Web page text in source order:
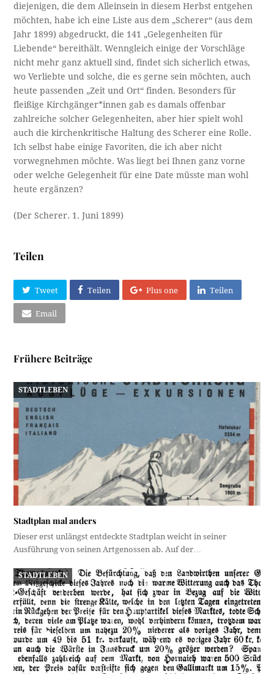
diejenigen, die dem Alleinsein in diesem Herbst entgehen
möchten, habe ich eine Liste aus dem „Scherer“ (aus dem
Jahr 1899) abgedruckt, die 141 „Gelegenheiten für
Liebende“ bereithält. Wenngleich einige der Vorschläge
nicht mehr ganz aktuell sind, findet sich sicherlich etwas,
wo Verliebte und solche, die es gerne sein möchten, auch
heute passenden „Zeit und Ort“ finden. Besonders für
fleißige Kirchgänger*innen gab es damals offenbar
zahlreiche solcher Gelegenheiten, aber hier spielt wohl
auch die kirchenkritische Haltung des Scherer eine Rolle.
Ich selbst habe einige Favoriten, die ich aber nicht
vorwegnehmen möchte. Was liegt bei Ihnen ganz vorne
oder welche Gelegenheit für eine Date müsste man wohl
heute ergänzen?
(Der Scherer. 1. Juni 1899)
Teilen
Tweet Teilen Plus one Teilen
Email
Frühere Beiträge
STADTLEBEN
Stadtplan mal anders
Dieser erst unlängst entdeckte Stadtplan weicht in seiner
Ausführung von seinen Artgenossen ab. Auf der…
STADTLEBEN